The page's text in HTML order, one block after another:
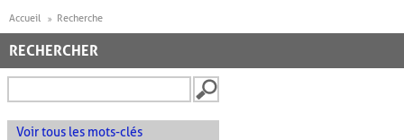
Accueil Recherche
RECHERCHER
Voir tous les mots-clés